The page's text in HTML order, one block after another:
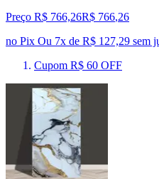
Preço R$ 766,26R$ 766,26
no Pix Ou 7x de R$ 127,29 sem
Cupom R$ 60 OFF